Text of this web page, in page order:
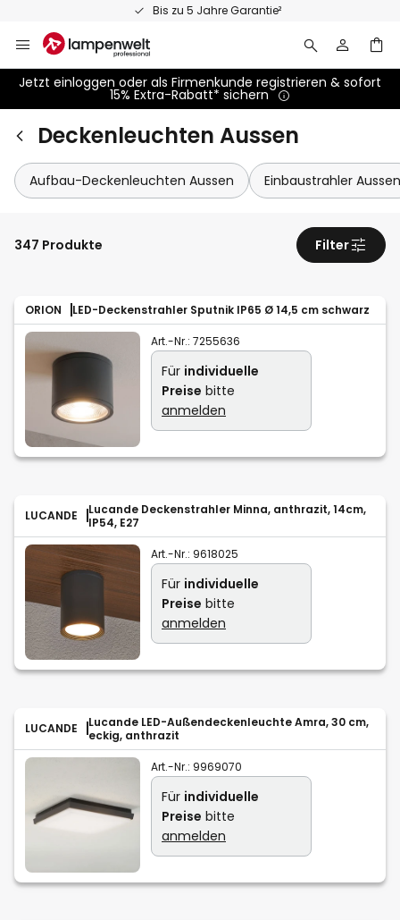
Bis zu 5 Jahre Garantie²
Inhalt
springen
Jetzt einloggen oder als Firmenkunde registrieren & sofort
15% Extra-Rabatt* sichern
Deckenleuchten Aussen
Aufbau-Deckenleuchten Aussen Einbaustrahler Aussen
ORION LED-Deckenstrahler Sputnik IP65 Ø 14,5 cm schwarz
Art.-Nr.: 7255636
Für individuelle
Preise bitte
anmelden
LUCANDE
Lucande Deckenstrahler Minna, anthrazit, 14cm,
IP54, E27
Art.-Nr.: 9618025
Für individuelle
Preise bitte
anmelden
LUCANDE
Lucande LED-Außendeckenleuchte Amra, 30 cm,
eckig, anthrazit
Art.-Nr.: 9969070
Für individuelle
Preise bitte
anmelden
347 Produkte Filter